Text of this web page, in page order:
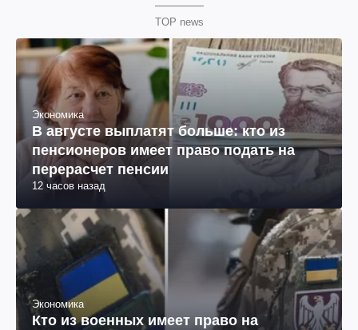
TOP news
Экономика
В августе выплатят больше: кто из
пенсионеров имеет право подать на
перерасчет пенсии
12 часов назад
Экономика
Кто из военных имеет право на